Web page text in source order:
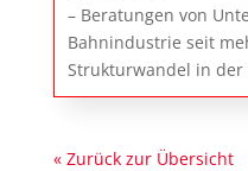
– Beratungen von
Bahnindustrie seit
Strukturwandel in
« Zurück zur Übersicht